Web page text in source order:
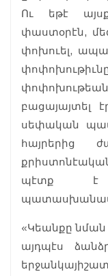
Ու եթէ
փաստօրէն,
փոխուել,
բացայայտել
սեփական
հայրերից
պէտք է
«Կեանքը
այդպէս